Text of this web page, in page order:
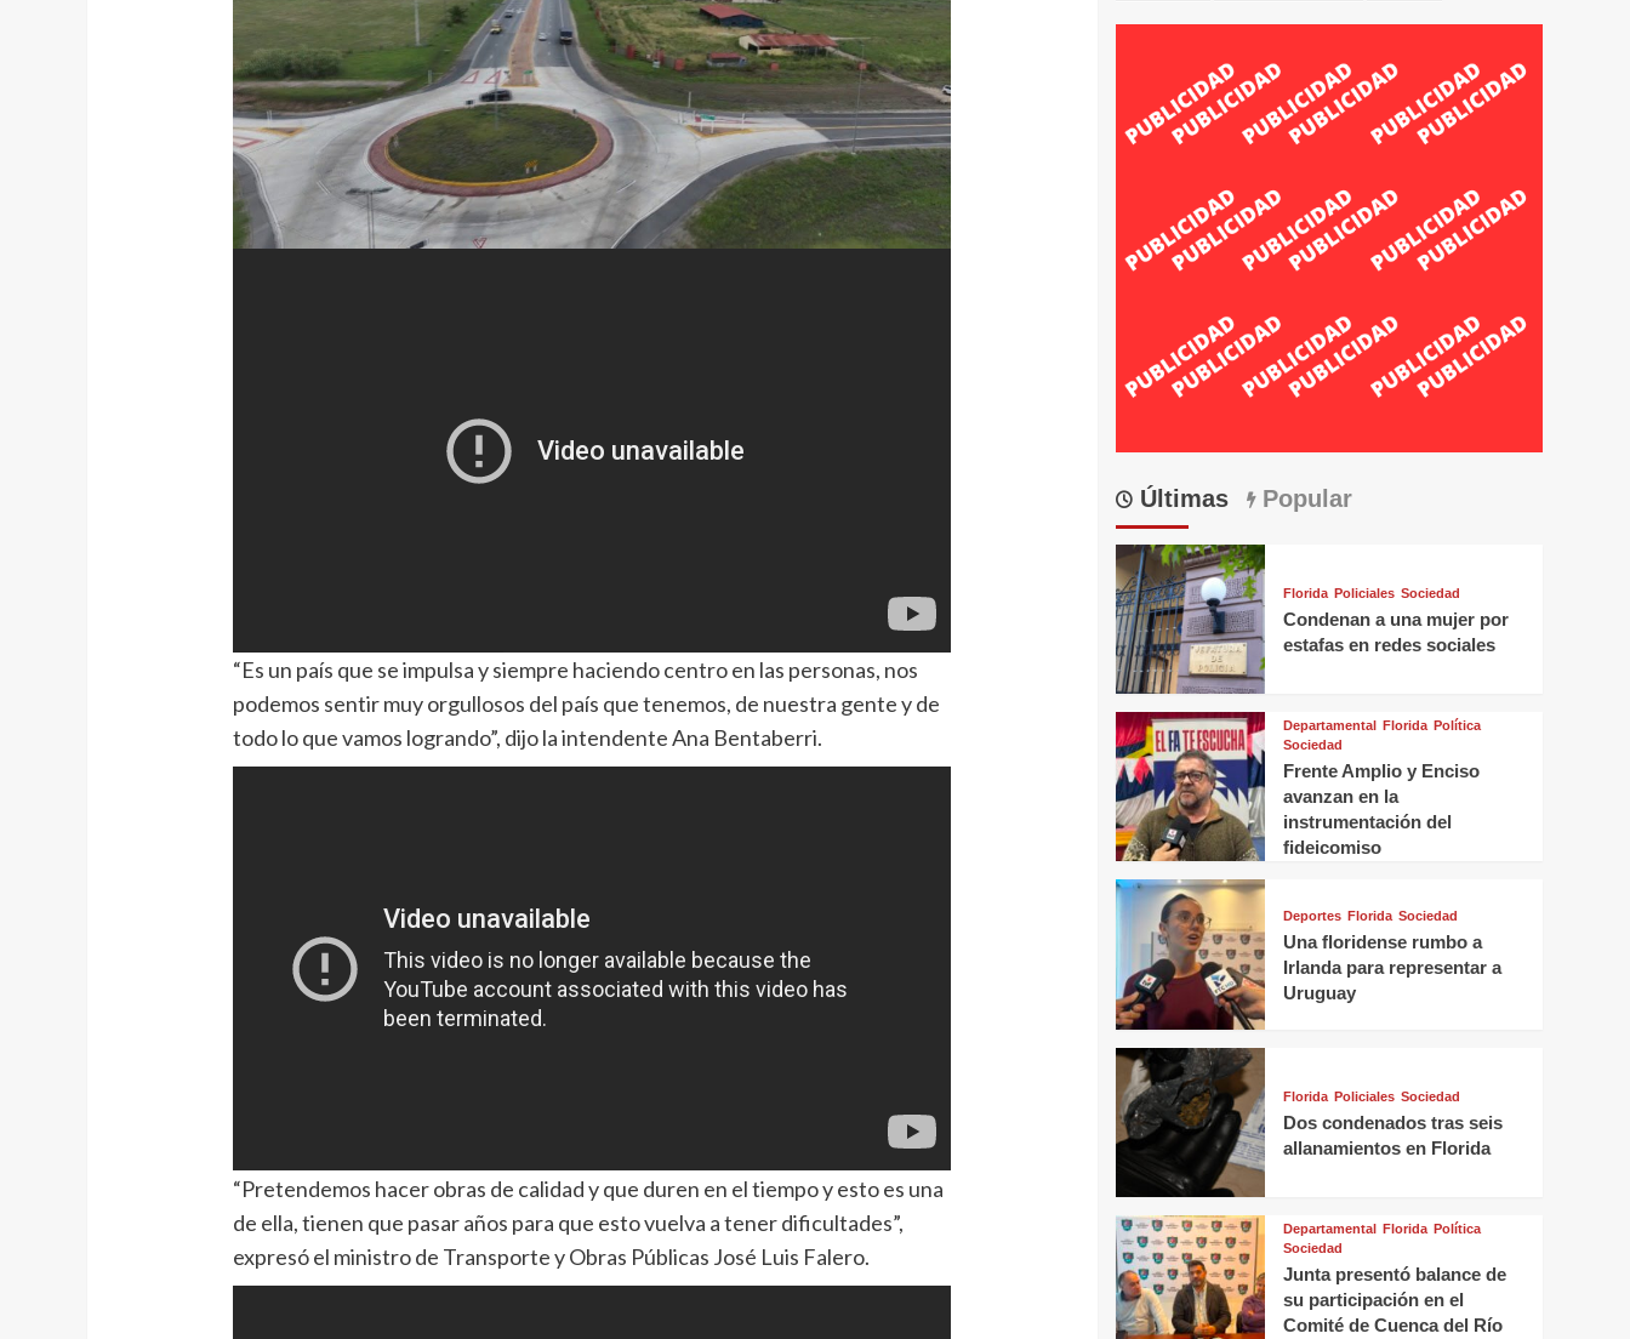
“Es un país que se impulsa y siempre haciendo centro en las personas, nos
podemos sentir muy orgullosos del país que tenemos, de nuestra gente y de
todo lo que vamos logrando”, dijo la intendente Ana Bentaberri.
“Pretendemos hacer obras de calidad y que duren en el tiempo y esto es una
de ella, tienen que pasar años para que esto vuelva a tener dificultades”,
expresó el ministro de Transporte y Obras Públicas José Luis Falero.
Últimas Popular
Florida Policiales Sociedad
Condenan a una mujer por
estafas en redes sociales
Departamental Florida Política
Sociedad
Frente Amplio y Enciso
avanzan en la
instrumentación del
fideicomiso
Deportes Florida Sociedad
Una floridense rumbo a
Irlanda para representar a
Uruguay
Florida Policiales Sociedad
Dos condenados tras seis
allanamientos en Florida
Departamental Florida Política
Sociedad
Junta presentó balance de
su participación en el
Comité de Cuenca del Río